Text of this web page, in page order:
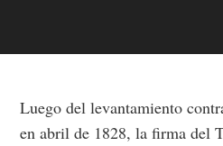
Luego del levantamiento
en abril de 1828, la firma del